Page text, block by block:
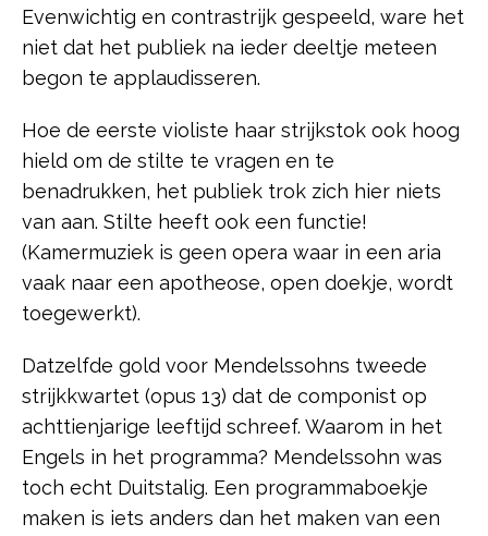
Evenwichtig en contrastrijk gespeeld, ware het
niet dat het publiek na ieder deeltje meteen
begon te applaudisseren.
Hoe de eerste violiste haar strijkstok ook hoog
hield om de stilte te vragen en te
benadrukken, het publiek trok zich hier niets
van aan. Stilte heeft ook een functie!
(Kamermuziek is geen opera waar in een aria
vaak naar een apotheose, open doekje, wordt
toegewerkt).
Datzelfde gold voor Mendelssohns tweede
strijkkwartet (opus 13) dat de componist op
achttienjarige leeftijd schreef. Waarom in het
Engels in het programma? Mendelssohn was
toch echt Duitstalig. Een programmaboekje
maken is iets anders dan het maken van een